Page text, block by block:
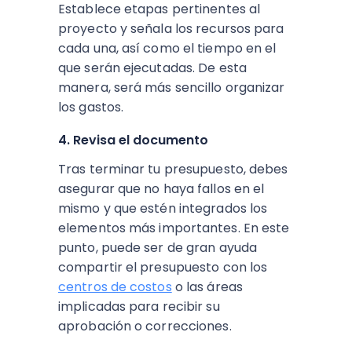
Establece etapas pertinentes al
proyecto y señala los recursos para
cada una, así como el tiempo en el
que serán ejecutadas. De esta
manera, será más sencillo organizar
los gastos.
4. Revisa el documento
Tras terminar tu presupuesto, debes
asegurar que no haya fallos en el
mismo y que estén integrados los
elementos más importantes. En este
punto, puede ser de gran ayuda
compartir el presupuesto con los
centros de costos o las áreas
implicadas para recibir su
aprobación o correcciones.